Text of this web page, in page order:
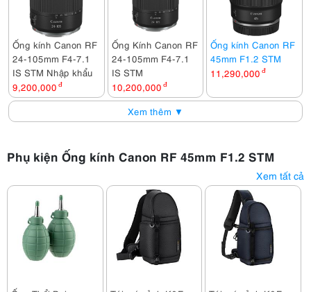
Ống kính Canon RF
24-105mm F4-7.1
IS STM Nhập khẩu
9,200,000 đ
Ống Kính Canon RF
24-105mm F4-7.1
IS STM
10,200,000 đ
Ống kính Canon RF
45mm F1.2 STM
11,290,000 đ
Xem thêm ▼
Phụ kiện Ống kính Canon RF 45mm F1.2 STM
Xem tất cả